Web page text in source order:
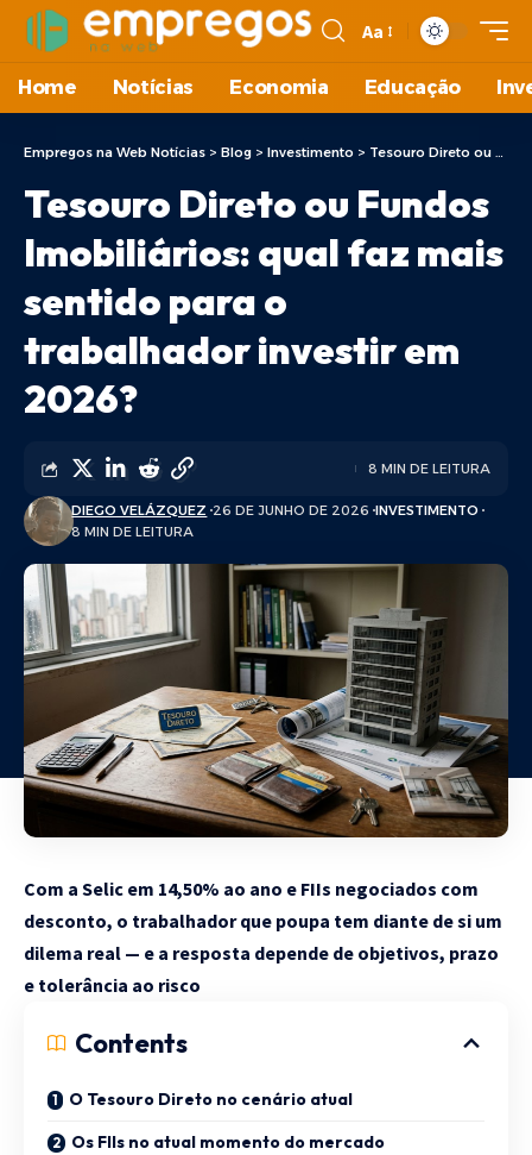
Aa
Home Notícias Economia Educação
Empregos na Web Notícias > Blog > Investimento > Tesouro Direto ou Fundos Imobiliários: qual faz mais sentido para o trabalhador investir em 2026?
Tesouro Direto ou Fundos
Imobiliários: qual faz mais
sentido para o
trabalhador investir em
2026?
DIEGO VELÁZQUEZ 26 DE JUNHO DE 2026 INVESTIMENTO
8 MIN DE LEITURA
8 MIN DE LEITURA
Com a Selic em 14,50% ao ano e FIIs negociados com
desconto, o trabalhador que poupa tem diante de si um
dilema real — e a resposta depende de objetivos, prazo
e tolerância ao risco
Contents
O Tesouro Direto no cenário atual
Os FIIs no atual momento do mercado